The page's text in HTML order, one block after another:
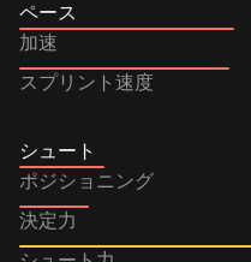
ペース
加速
スプリント速度
シュート
ポジショニング
決定力